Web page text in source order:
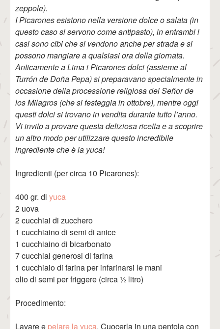
zeppole).
I Picarones esistono nella versione dolce o salata (in
questo caso si servono come antipasto), in entrambi i
casi sono cibi che si vendono anche per strada e si
possono mangiare a qualsiasi ora della giornata.
Anticamente a Lima i Picarones dolci (assieme al
Turrón de Doña Pepa) si preparavano specialmente in
occasione della processione religiosa del Señor de
los Milagros (che si festeggia in ottobre), mentre oggi
questi dolci si trovano in vendita durante tutto l’anno.
Vi invito a provare questa deliziosa ricetta e a scoprire
un altro modo per utilizzare questo incredibile
ingrediente che è la yuca!
Ingredienti (per circa 10 Picarones):
400 gr. di yuca
2 uova
2 cucchiai di zucchero
1 cucchiaino di semi di anice
1 cucchiaino di bicarbonato
7 cucchiai generosi di farina
1 cucchiaio di farina per infarinarsi le mani
olio di semi per friggere (circa ½ litro)
Procedimento:
Lavare e pelare la yuca. Cuocerla in una pentola con